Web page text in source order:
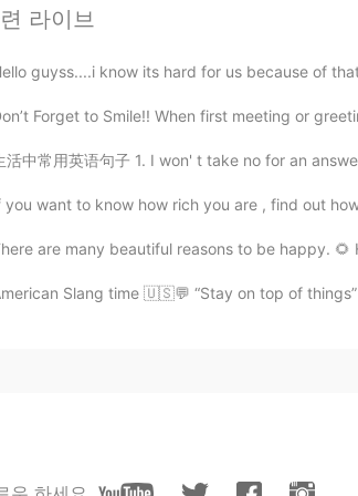
@Hiroki ひろき
pickled-herring
す！！
kurumi くるみー
JP EN
そうですね。 単数と複数をよく勉強し
私がフランスに住んでい る時 、ホスト
라이브
guyss....i know its hard for us because of
Forget to Smile!! When first meeting or
活中常用英语句子 1. I won' t take no for an answer. 别对
you want to know how rich you are , find out
are many beautiful reasons to be happy. 🌻
Slang time 🇺🇸💬 “Stay on top of